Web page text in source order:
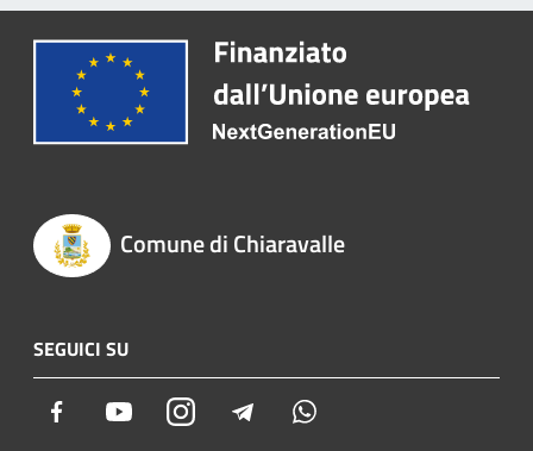
Comune di Chiaravalle
SEGUICI SU
Facebook YoutubeInstagram Telegram